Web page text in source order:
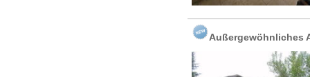
Außergewöhnliches